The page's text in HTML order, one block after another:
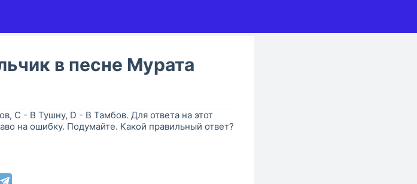
в песне Мурата
C - В Тушну, D - В Тамбов. Для ответа на этот
на ошибку. Подумайте. Какой правильный ответ?